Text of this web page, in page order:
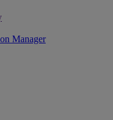
Manager